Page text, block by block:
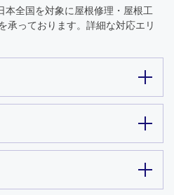
本全国を対象に屋根修理・屋根工
承っております。詳細な対応エリ